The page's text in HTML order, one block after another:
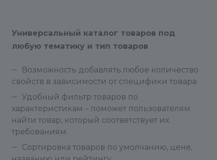
Универсальный каталог товаров под
любую тематику и тип товаров
Возможность добавлять любое количество
свойств в зависимости от специфики товара
Удобный фильтр товаров по
характеристикам – поможет пользователям
найти товар, который соответствует их
требованиям.
Сортировка товаров по умолчанию, цене,